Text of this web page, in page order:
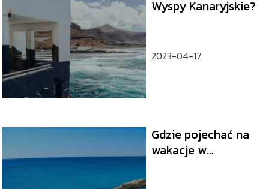
Wyspy Kanaryjskie?
2023-04-17
Gdzie pojechać na
wakacje w